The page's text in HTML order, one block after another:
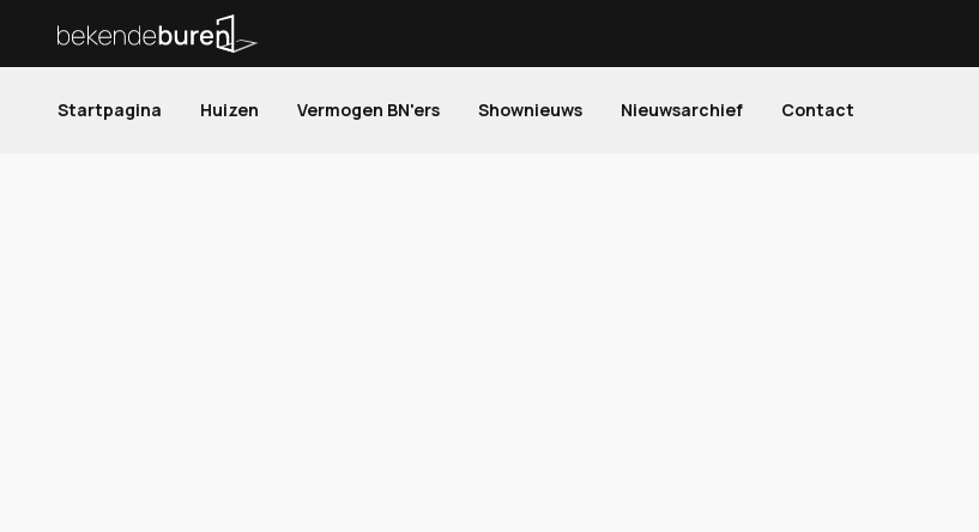
Startpagina Huizen Vermogen BN'ers Shownieuws Nieuwsarchief Contact